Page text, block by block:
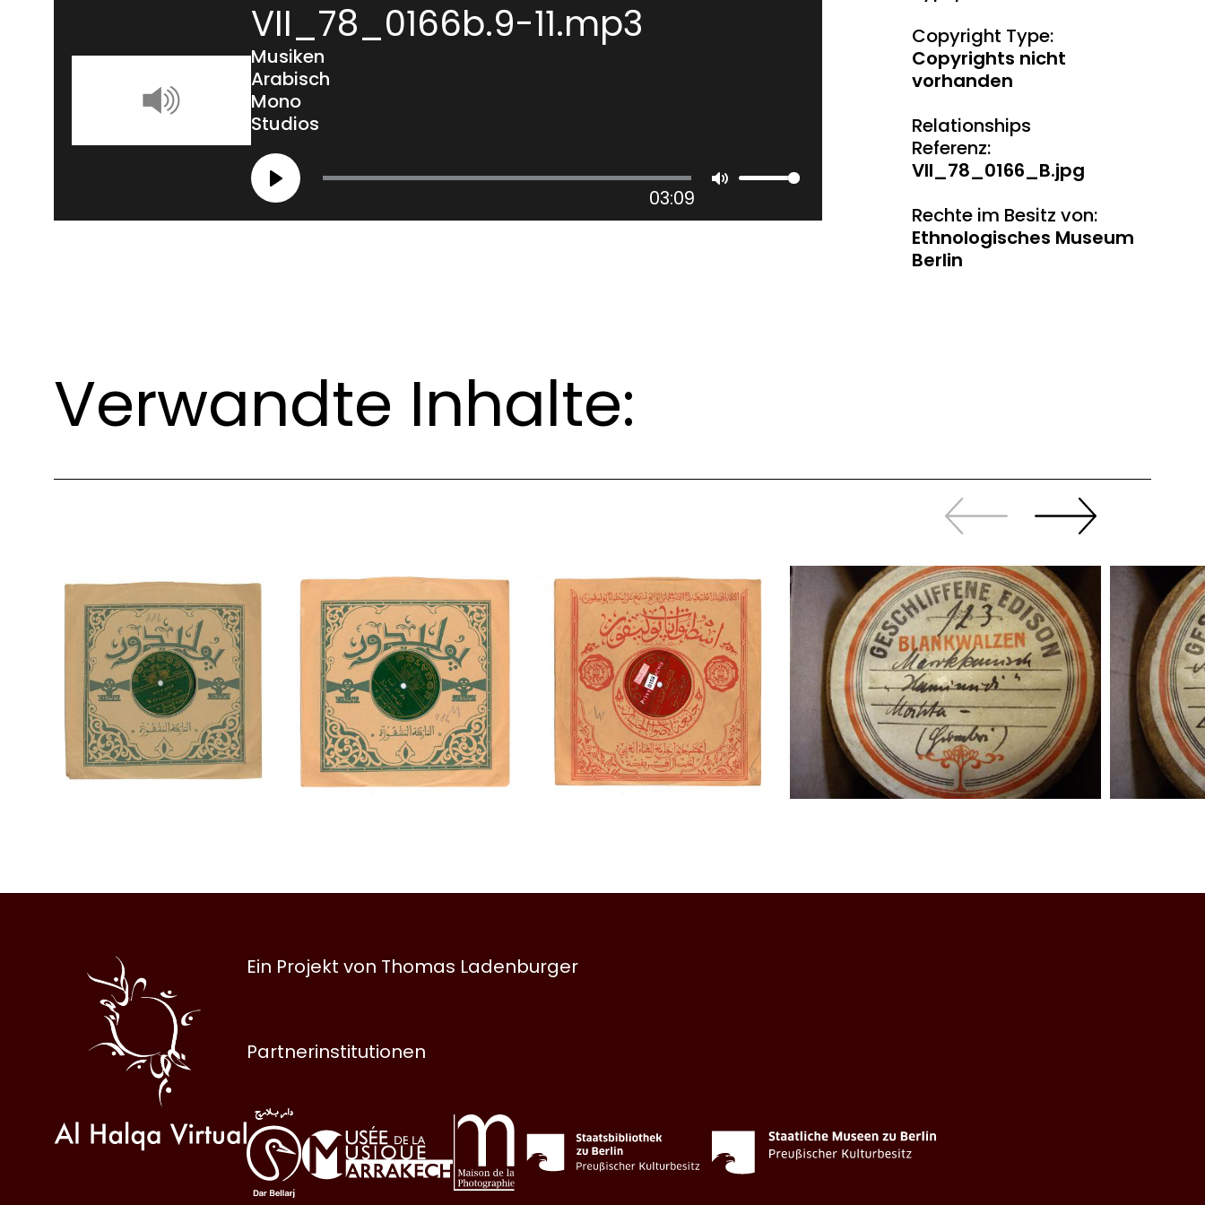
VII_78_0166b.9-11.mp3
Musiken
Arabisch
Mono
Studios
Play 03:09
Copyright Type:
Copyrights nicht
vorhanden
Relationships
Referenz:
VII_78_0166_B.jpg
Rechte im Besitz von:
Ethnologisches Museum
Berlin
Verwandte Inhalte:
Zurück
sliden
Weiter
sliden
Halqa
Ein Projekt von Thomas Ladenburger
Partnerinstitutionen